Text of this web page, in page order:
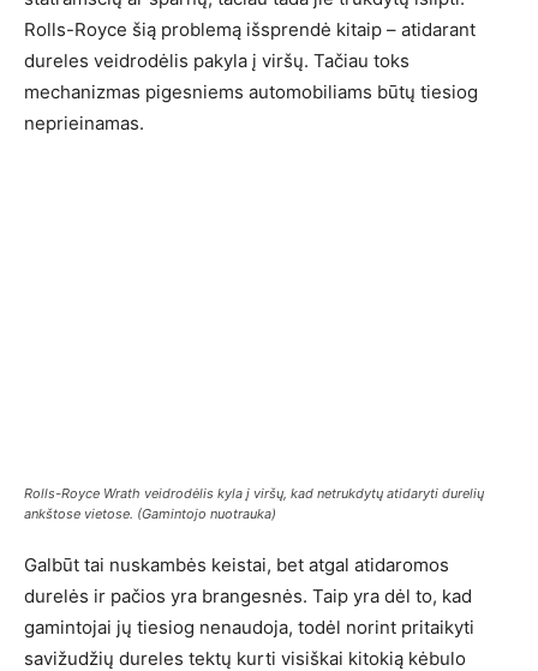
Rolls-Royce šią problemą išsprendė kitaip – atidarant
dureles veidrodėlis pakyla į viršų. Tačiau toks
mechanizmas pigesniems automobiliams būtų tiesiog
neprieinamas.
Rolls-Royce Wrath veidrodėlis kyla į viršų, kad netrukdytų atidaryti durelių
ankštose vietose. (Gamintojo nuotrauka)
Galbūt tai nuskambės keistai, bet atgal atidaromos
durelės ir pačios yra brangesnės. Taip yra dėl to, kad
gamintojai jų tiesiog nenaudoja, todėl norint pritaikyti
savižudžių dureles tektų kurti visiškai kitokią kėbulo